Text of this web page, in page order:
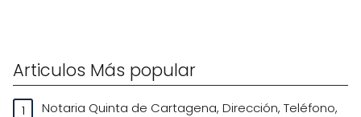
Articulos Más popular
Notaria Quinta de Cartagena, Dirección, Teléfono,